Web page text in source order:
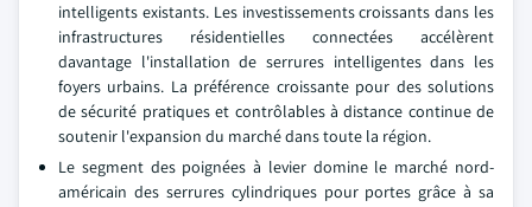
intelligents existants. Les investissements croissants dans les
infrastructures résidentielles connectées accélèrent
davantage l'installation de serrures intelligentes dans les
foyers urbains. La préférence croissante pour des solutions
de sécurité pratiques et contrôlables à distance continue de
soutenir l'expansion du marché dans toute la région.
Le segment des poignées à levier domine le marché nord-
américain des serrures cylindriques pour portes grâce à sa